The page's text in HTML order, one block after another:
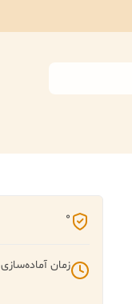
0
زمان آماده‌سازی